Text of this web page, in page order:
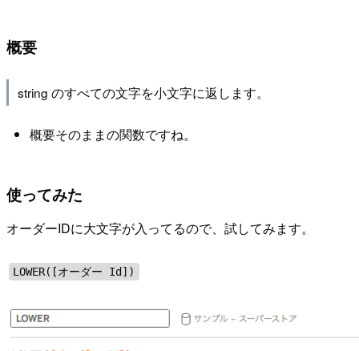
概要
string のすべての文字を小文字に返します。
概要そのままの関数ですね。
使ってみた
オーダーIDに大文字が入ってるので、試してみます。
LOWER([オーダー Id])